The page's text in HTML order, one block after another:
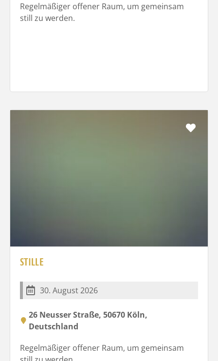
Regelmäßiger offener Raum, um gemeinsam
still zu werden.
STILLE
30. August 2026
26 Neusser Straße, 50670 Köln,
Deutschland
Regelmäßiger offener Raum, um gemeinsam